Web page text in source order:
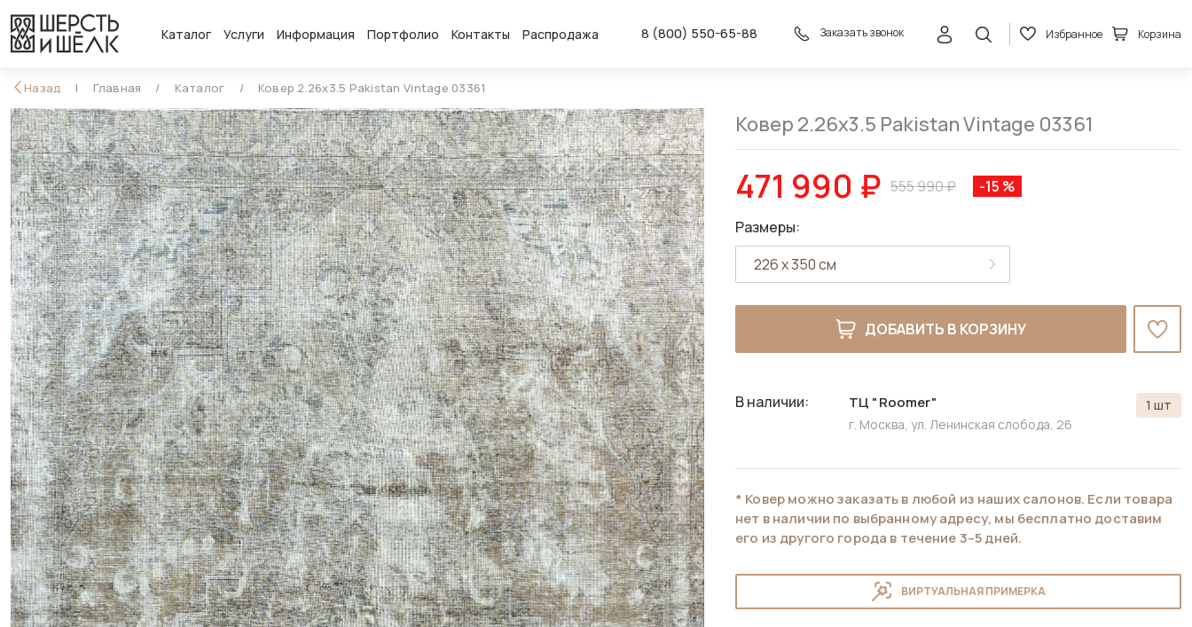
Каталог Услуги Информация Портфолио Контакты Распродажа 8 (800) 550-65-88 Заказать звонок Избранное Корзина
Назад Главная Каталог Ковер 2.26x3.5 Pakistan Vintage 03361
Ковер 2.26x3.5 Pakistan Vintage 03361
471 990 ₽ 555 990 ₽ -15 %
Размеры:
ДОБАВИТЬ В КОРЗИНУ
В наличии: ТЦ "Roomer"
г. Москва, ул. Ленинская слобода, 26
1 шт
* Ковер можно заказать в любой из наших салонов. Если товара
нет в наличии по выбранному адресу, мы бесплатно доставим
его из другого города в течение 3–5 дней.
ВИРТУАЛЬНАЯ ПРИМЕРКА